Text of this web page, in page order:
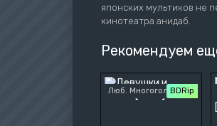
японских мультиков не
кинотеатра анидаб.
Рекомендуем
Люб. Многоголосый
BDRip